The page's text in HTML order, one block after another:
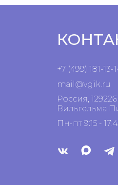
+7 (499) 181-13-
mail@vgik.ru
Россия,
Вильгельма
Пн-пт 9:15 -